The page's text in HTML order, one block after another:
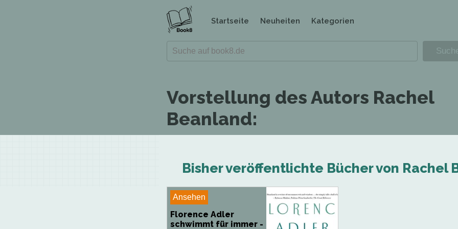
Startseite Neuheiten Kategorien
Vorstellung des Autors Rachel
Beanland:
Bisher veröffentlichte Bücher von Rachel
Ansehen
Florence Adler
schwimmt für immer -